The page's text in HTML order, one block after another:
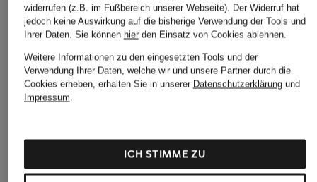
DOLCE & GABBANA
CHF 681
GG1042S
CHF 395
Sonnenbrille
CHF 802
widerrufen (z.B. im Fußbereich unserer Webseite). Der Widerruf hat
jedoch keine Auswirkung auf die bisherige Verwendung der Tools und
Ihrer Daten. Sie können hierden Einsatz von Cookies ablehnen.
Weitere Informationen zu den eingesetzten Tools und der
Verwendung Ihrer Daten, welche wir und unsere Partner durch die
Cookies erheben, erhalten Sie in unserer Datenschutzerklärungund
Impressum.
ICH STIMME ZU